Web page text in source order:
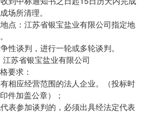
场所清理。
点：江苏省银宝盐业有限公司指定地
性谈判，进行一轮或多轮谈判。
苏省银宝盐业有限公司
要求：
相应经营范围的法人企业。（投标时
件加盖公章）；
表参加谈判的，必须出具经法定代表